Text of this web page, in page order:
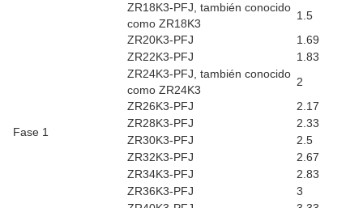
Fase 1
ZR18K3-PFJ, también conocido
como ZR18K3
1.5
ZR20K3-PFJ
1.69
ZR22K3-PFJ
1.83
ZR24K3-PFJ, también conocido
como ZR24K3
2
ZR26K3-PFJ
2.17
ZR28K3-PFJ
2.33
ZR30K3-PFJ
2.5
ZR32K3-PFJ
2.67
ZR34K3-PFJ
2.83
ZR36K3-PFJ
3